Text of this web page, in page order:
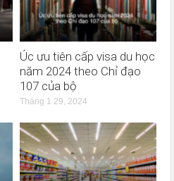
Úc ưu tiên cấp visa du học
năm 2024 theo Chỉ đạo
107 của bộ
Tháng 1 29, 2024